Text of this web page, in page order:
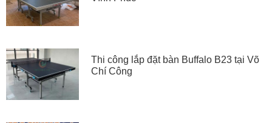
Thi công lắp đặt bàn Buffalo B23 tại Võ
Chí Công